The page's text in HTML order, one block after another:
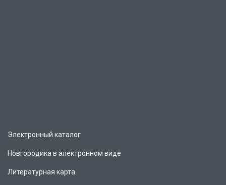
Электронный каталог
Новгородика в электронном виде
Литературная карта